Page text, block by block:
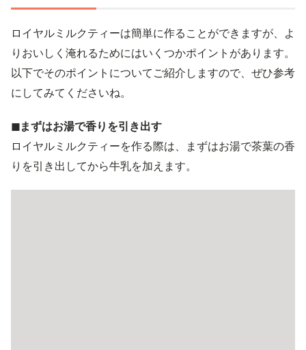
ロイヤルミルクティーは簡単に作ることができますが、よ
りおいしく淹れるためにはいくつかポイントがあります。
以下でそのポイントについてご紹介しますので、ぜひ参考
にしてみてくださいね。
◼︎まずはお湯で香りを引き出す
ロイヤルミルクティーを作る際は、まずはお湯で茶葉の香
りを引き出してから牛乳を加えます。